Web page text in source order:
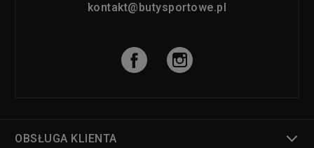
kontakt@butysportowe.pl
OBSŁUGA KLIENTA